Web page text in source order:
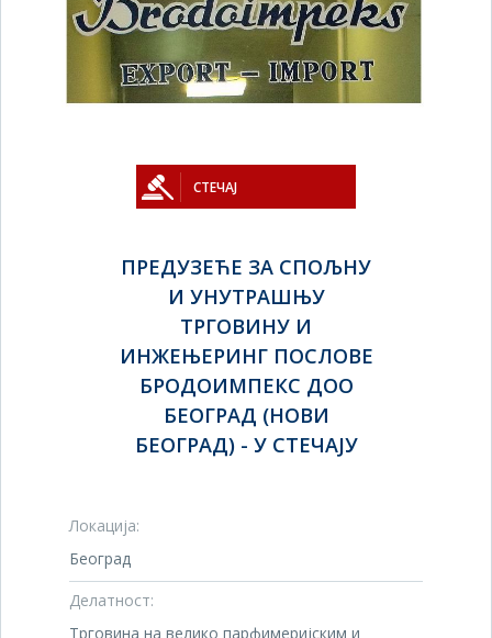
СТЕЧАЈ
ПРЕДУЗЕЋЕ ЗА СПОЉНУ
И УНУТРАШЊУ
ТРГОВИНУ И
ИНЖЕЊЕРИНГ ПОСЛОВЕ
БРОДОИМПЕКС ДОО
БЕОГРАД (НОВИ
БЕОГРАД) - У СТЕЧАЈУ
Локација:
Београд
Делатност:
Трговина на велико парфимеријским и